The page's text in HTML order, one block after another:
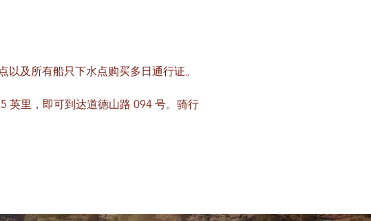
及所有船只下水点购买多日通行证。
英里，即可到达道德山路 094 号。骑行